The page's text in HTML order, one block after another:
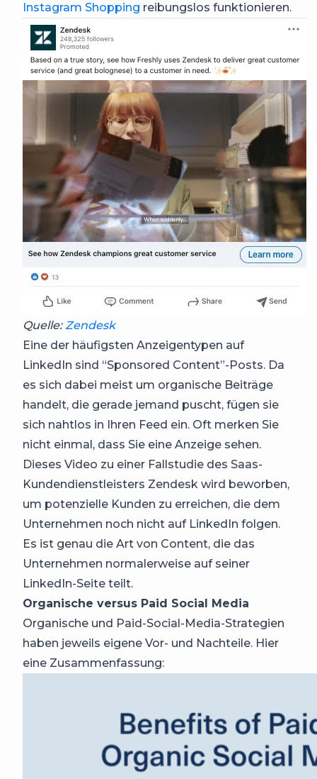
Instagram Shopping reibungslos funktionieren.
Quelle: Zendesk
Eine der häufigsten Anzeigentypen auf
LinkedIn sind “Sponsored Content”-Posts. Da
es sich dabei meist um organische Beiträge
handelt, die gerade jemand puscht, fügen sie
sich nahtlos in Ihren Feed ein. Oft merken Sie
nicht einmal, dass Sie eine Anzeige sehen.
Dieses Video zu einer Fallstudie des Saas-
Kundendienstleisters Zendesk wird beworben,
um potenzielle Kunden zu erreichen, die dem
Unternehmen noch nicht auf LinkedIn folgen.
Es ist genau die Art von Content, die das
Unternehmen normalerweise auf seiner
LinkedIn-Seite teilt.
Organische versus Paid Social Media
Organische und Paid-Social-Media-Strategien
haben jeweils eigene Vor- und Nachteile. Hier
eine Zusammenfassung: